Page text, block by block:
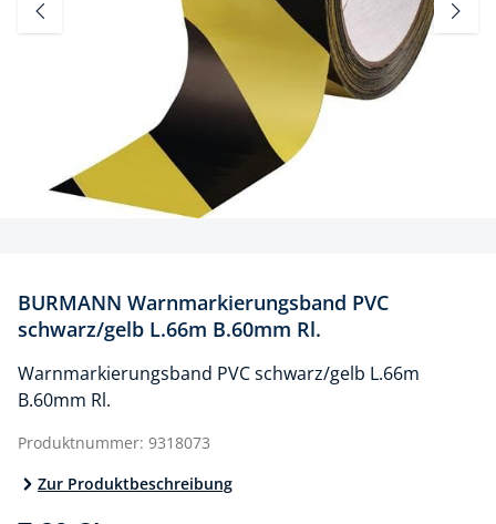
BURMANN Warnmarkierungsband PVC
schwarz/gelb L.66m B.60mm Rl.
Warnmarkierungsband PVC schwarz/gelb L.66m
B.60mm Rl.
Produktnummer: 9318073
Zur Produktbeschreibung